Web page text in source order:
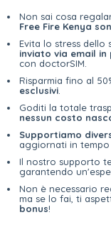
Non sai cosa
Free Fire Kenya
Evita lo stress dello
inviato via email in
con doctorSIM.
Risparmia fino al
esclusivi
Goditi la totale
nessun costo
Supportiamo
aggiornati in tempo
Il nostro supporto
garantendo
Non è necessario
ma se lo fai, ti
bonus!